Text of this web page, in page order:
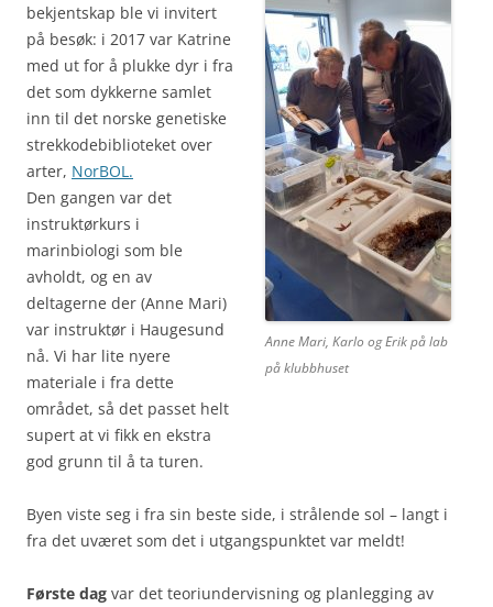
Anne Mari, Karlo og Erik på lab
på klubbhuset
bekjentskap ble vi invitert
på besøk: i 2017 var Katrine
med ut for å plukke dyr i fra
det som dykkerne samlet
inn til det norske genetiske
strekkodebiblioteket over
arter, NorBOL.
Den gangen var det
instruktørkurs i
marinbiologi som ble
avholdt, og en av
deltagerne der (Anne Mari)
var instruktør i Haugesund
nå. Vi har lite nyere
materiale i fra dette
området, så det passet helt
supert at vi fikk en ekstra
god grunn til å ta turen.
Byen viste seg i fra sin beste side, i strålende sol – langt i
fra det uværet som det i utgangspunktet var meldt!
Første dag var det teoriundervisning og planlegging av